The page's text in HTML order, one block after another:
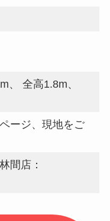
、 全高1.8m、
ージ、現地をご
間店：